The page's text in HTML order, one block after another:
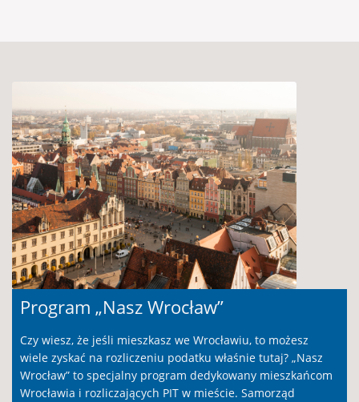
Program „Nasz Wrocław”
Czy wiesz, że jeśli mieszkasz we Wrocławiu, to możesz
wiele zyskać na rozliczeniu podatku właśnie tutaj? „Nasz
Wrocław” to specjalny program dedykowany mieszkańcom
Wrocławia i rozliczających PIT w mieście. Samorząd